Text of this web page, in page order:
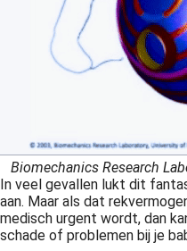
Biomechanics Research
In veel gevallen lukt dit
aan. Maar als dat
medisch urgent wordt, dan
schade of problemen bij je